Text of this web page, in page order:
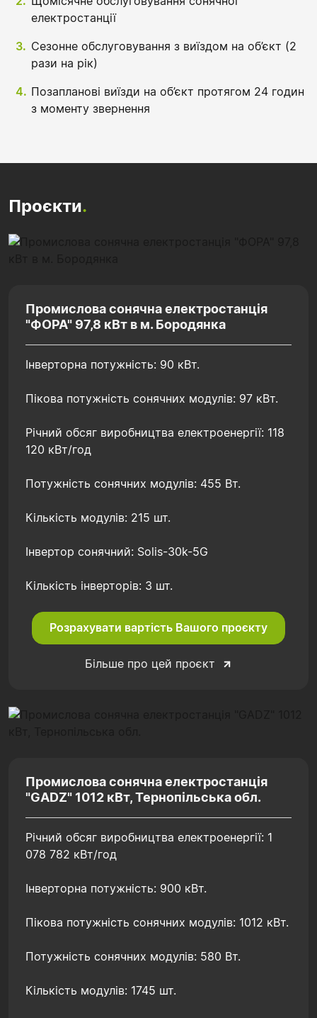
електростанції
Сезонне обслуговування з виїздом на об’єкт (2
рази на рік)
Позапланові виїзди на об’єкт протягом 24 годин
з моменту звернення
Проєкти.
Промислова сонячна електростанція
"ФОРА" 97,8 кВт в м. Бородянка
Інверторна потужність: 90 кВт.
Пікова потужність сонячних модулів: 97 кВт.
Річний обсяг виробництва електроенергії: 118
120 кВт/год
Потужність сонячних модулів: 455 Вт.
Кількість модулів: 215 шт.
Інвертор сонячний: Solis-30k-5G
Кількість інверторів: 3 шт.
Розрахувати вартість Вашого проєкту
Більше про цей проєкт
Промислова сонячна електростанція
"GADZ" 1012 кВт, Тернопільська обл.
Річний обсяг виробництва електроенергії: 1
078 782 кВт/год
Інверторна потужність: 900 кВт.
Пікова потужність сонячних модулів: 1012 кВт.
Потужність сонячних модулів: 580 Вт.
Кількість модулів: 1745 шт.